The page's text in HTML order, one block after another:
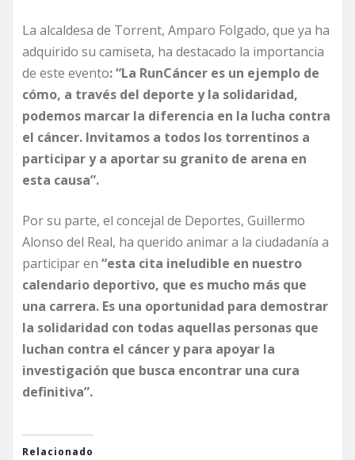
La alcaldesa de Torrent, Amparo Folgado, que ya ha
adquirido su camiseta, ha destacado la importancia
de este evento: “La RunCáncer es un ejemplo de
cómo, a través del deporte y la solidaridad,
podemos marcar la diferencia en la lucha contra
el cáncer. Invitamos a todos los torrentinos a
participar y a aportar su granito de arena en
esta causa”.
Por su parte, el concejal de Deportes, Guillermo
Alonso del Real, ha querido animar a la ciudadanía a
participar en “esta cita ineludible en nuestro
calendario deportivo, que es mucho más que
una carrera. Es una oportunidad para demostrar
la solidaridad con todas aquellas personas que
luchan contra el cáncer y para apoyar la
investigación que busca encontrar una cura
definitiva”.
Relacionado